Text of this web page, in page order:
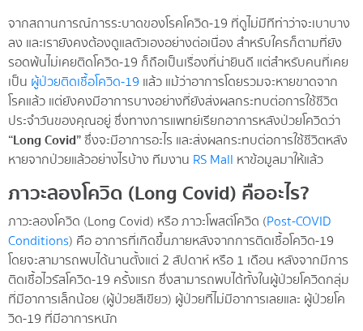
จากสถานการณ์การระบาดของโรคโควิด-19 ที่ดูไม่มีทีท่าว่าจะเบาบาง
ลง และเรายังคงต้องดูแลตัวเองอย่างต่อเนื่อง สำหรับใครก็ตามที่ยัง
รอดพ้นไม่เคยติดโควิด-19 ก็ถือเป็นเรื่องที่น่ายินดี แต่สำหรับคนที่เคย
เป็น ผู้ป่วยติดเชื้อโควิด-19 แล้ว แม้ว่าอาการโดยรวมจะหายขาดจาก
โรคแล้ว แต่ยังคงมีอาการบางอย่างที่ยังส่งผลกระทบต่อการใช้ชีวิต
ประจำวันของคุณอยู่ ซึ่งทางการแพทย์เรียกอาการหลังป่วยโควิดว่า
“Long Covid”ซึ่งจะมีอาการอะไร และส่งผลกระทบต่อการใช้ชีวิตหลัง
หายจากป่วยแล้วอย่างไรบ้าง ทีมงาน RS Mall หาข้อมูลมาให้แล้ว
ภาวะลองโควิด (Long Covid) คืออะไร?
ภาวะลองโควิด (Long Covid) หรือ ภาวะโพสต์โควิด (Post-COVID
Conditions) คือ อาการที่เกิดขึ้นภายหลังจากการติดเชื้อโควิด-19
โดยจะสามารถพบได้นานตั้งแต่ 2 สัปดาห์ หรือ 1 เดือน หลังจากมีการ
ติดเชื้อไวรัสโควิด-19 ครั้งแรก ซึ่งสามารถพบได้ทั้งในผู้ป่วยโควิดกลุ่ม
ที่มีอาการเล็กน้อย (ผู้ป่วยสีเขียว) ผู้ป่วยที่ไม่มีอาการเลยและ ผู้ป่วยโค
วิด-19 ที่มีอาการหนัก